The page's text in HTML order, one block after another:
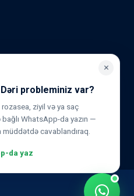
×
probleminiz var?
rozasea, ziyil və ya saç
WhatsApp-da yazın —
müddətdə cavablandıraq.
da yaz